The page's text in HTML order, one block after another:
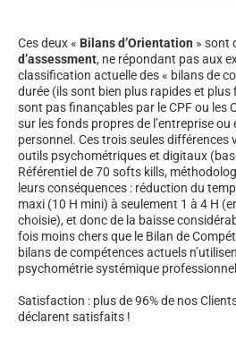
Ces deux « Bilans d’Orientation » sont
d’assessment, ne répondant pas aux
classification actuelle des « bilans de
durée (ils sont bien plus rapides et plus
sont pas finançables par le CPF ou les
sur les fonds propres de l’entreprise
personnel. Ces trois seules différences
outils psychométriques et digitaux
Référentiel de 70 softs kills,
leurs conséquences : réduction du
maxi (10 H mini) à seulement 1 à 4 H
choisie), et donc de la baisse
fois moins chers que le Bilan de
bilans de compétences actuels
psychométrie systémique
Satisfaction : plus de 96% de nos
déclarent satisfaits !